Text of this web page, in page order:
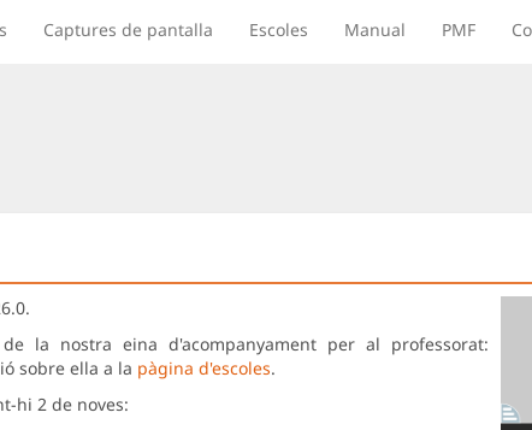
Captures de pantalla Escoles Manual PMF
la nostra eina d'acompanyament per al professorat:
sobre ella a la pàgina d'escoles.
hi 2 de noves: